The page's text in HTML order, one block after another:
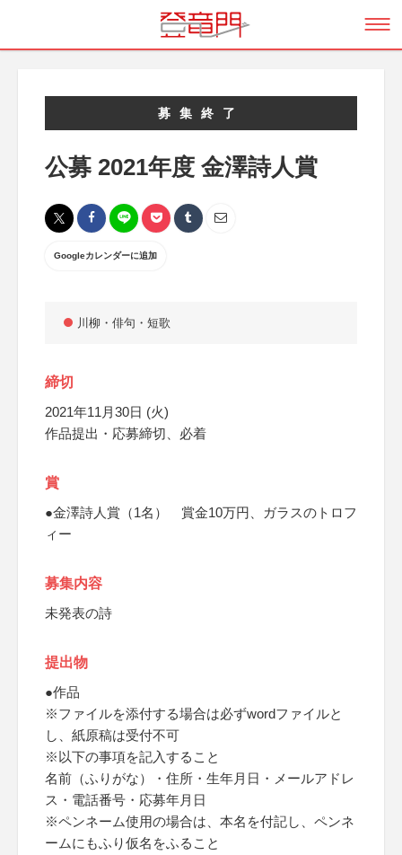
募集終了
公募 2021年度 金澤詩人賞
Googleカレンダーに追加
川柳・俳句・短歌
締切
2021年11月30日 (火)
作品提出・応募締切、必着
賞
●金澤詩人賞（1名） 賞金10万円、ガラスのトロフ
ィー
募集内容
未発表の詩
提出物
●作品
※ファイルを添付する場合は必ずwordファイルと
し、紙原稿は受付不可
※以下の事項を記入すること
名前（ふりがな）・住所・生年月日・メールアドレ
ス・電話番号・応募年月日
※ペンネーム使用の場合は、本名を付記し、ペンネ
ームにもふり仮名をふること